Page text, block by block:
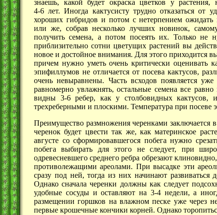
знаешь, какой будет окраска цветков у растения,
4-6 лет. Иногда кактусисту трудно отказаться от
хороших гибридов и потом с нетерпением ожидать
или же, собрав несколько лучших новинок,
получить семена, а потом посеять их. Только не
приблизительно сотни цветущих растений вы
новое и достойное внимания. Для этого приходится
причем нужно уметь очень критически оценивать
эпифиллумов не отличается от посева кактусов,
очень невыравнены. Часть всходов появляется
равномерно увлажнять, остальные семена все
видны 3-6 ребер, как у столбовидных кактусов,
трехреберными и плоскими. Температура при посеве
Преимущество размножения черенками заключается
черенок будет цвести так же, как материнское
августе со сформировавшегося побега нужно
побега выбирать для этого не следует, при
одревесневшего среднего ребра обрезают
противолежащими ареолами. При высадке эти
сразу под ней, тогда из них начинают
Однако сначала черенки должны как следует
удобные сосуды и оставляют на 3-4 недели, а
размещении горшков на влажном песке уже через
первые крошечные кончики корней. Однако